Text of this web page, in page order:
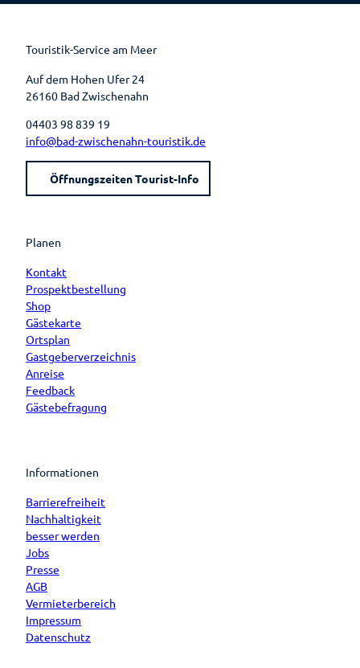
t
Touristik-Service am Meer
Auf dem Hohen Ufer 24
26160 Bad Zwischenahn
04403 98 839 19
info@bad-zwischenahn-touristik.de
Öffnungszeiten Tourist-Info
Planen
Kontakt
Prospektbestellung
Shop
Gästekarte
Ortsplan
Gastgeberverzeichnis
Anreise
Feedback
Gästebefragung
Informationen
Barrierefreiheit
Nachhaltigkeit
besser werden
Jobs
Presse
AGB
Vermieterbereich
Impressum
Datenschutz